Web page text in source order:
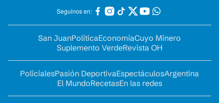
Seguinos en:
San JuanPolíticaEconomíaCuyo Minero
Suplemento VerdeRevista OH
PolicialesPasión DeportivaEspectáculosArgentina
El MundoRecetasEn las redes